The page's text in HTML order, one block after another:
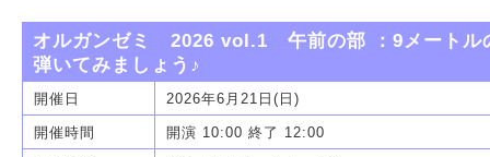
オルガンゼミ 2026 vol.1 午前の部 ：9メートル
弾いてみましょう♪
開催日 2026年6月21日(日)
開催時間 開演 10:00 終了 12:00